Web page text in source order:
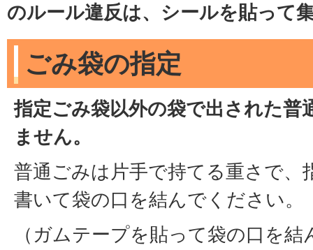
のルール違反は、シールを貼って
ごみ袋の指定
指定ごみ袋以外の袋で出された普
ません。
普通ごみは片手で持てる重さで、
書いて袋の口を結んでください。
（ガムテープを貼って袋の口を